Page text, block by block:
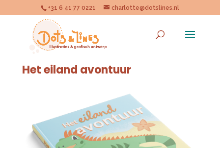
+31 6 41 77 0221 charlotte@dotslines.nl
Het eiland avontuur